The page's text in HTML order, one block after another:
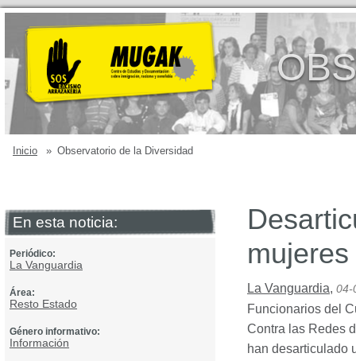
Inicio » Observatorio de la Diversidad
En esta noticia:
Periódico:
La Vanguardia
Área:
Resto Estado
Género informativo:
Información
mujeres
La Vanguardia, 04-
Funcionarios del
Contra las Redes
han desarticulado